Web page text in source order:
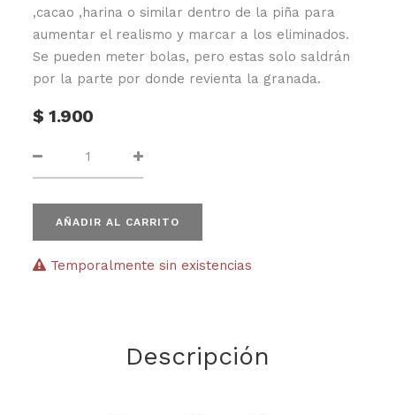
,cacao ,harina o similar dentro de la piña para
aumentar el realismo y marcar a los eliminados.
Se pueden meter bolas, pero estas solo saldrán
por la parte por donde revienta la granada.
$1.900
AÑADIR AL CARRITO
Temporalmente sin existencias
Descripción